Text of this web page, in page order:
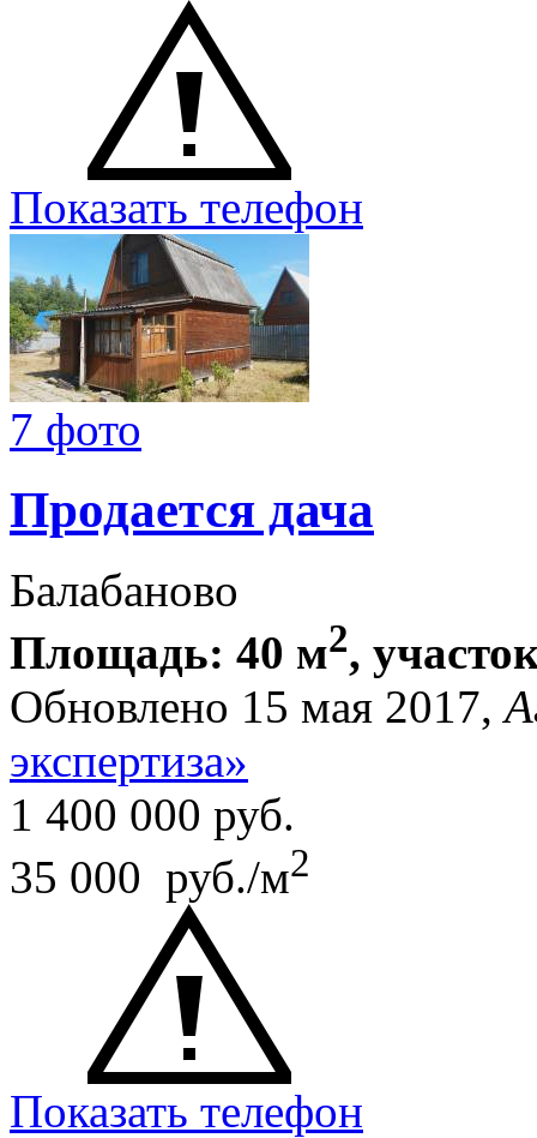
Показать телефон
7 фото
Продается дача
Балабаново
Площадь: 40 м2,
Обновлено 15 мая 2017,
экспертиза»
1 400 000 руб.
35 000 руб./м2
Показать телефон